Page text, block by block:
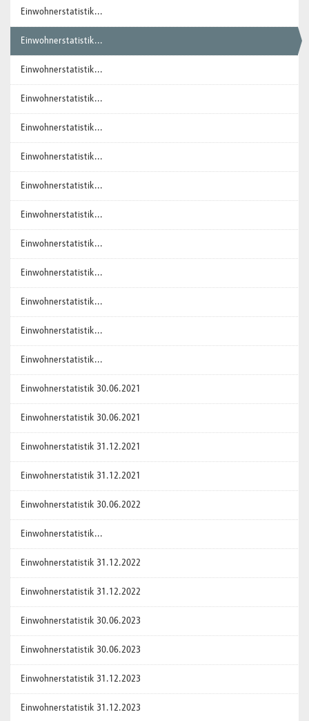
Einwohnerstatistik...
Einwohnerstatistik...
Einwohnerstatistik...
Einwohnerstatistik...
Einwohnerstatistik...
Einwohnerstatistik...
Einwohnerstatistik...
Einwohnerstatistik...
Einwohnerstatistik...
Einwohnerstatistik...
Einwohnerstatistik...
Einwohnerstatistik...
Einwohnerstatistik...
Einwohnerstatistik 30.06.2021
Einwohnerstatistik 30.06.2021
Einwohnerstatistik 31.12.2021
Einwohnerstatistik 31.12.2021
Einwohnerstatistik 30.06.2022
Einwohnerstatistik...
Einwohnerstatistik 31.12.2022
Einwohnerstatistik 31.12.2022
Einwohnerstatistik 30.06.2023
Einwohnerstatistik 30.06.2023
Einwohnerstatistik 31.12.2023
Einwohnerstatistik 31.12.2023